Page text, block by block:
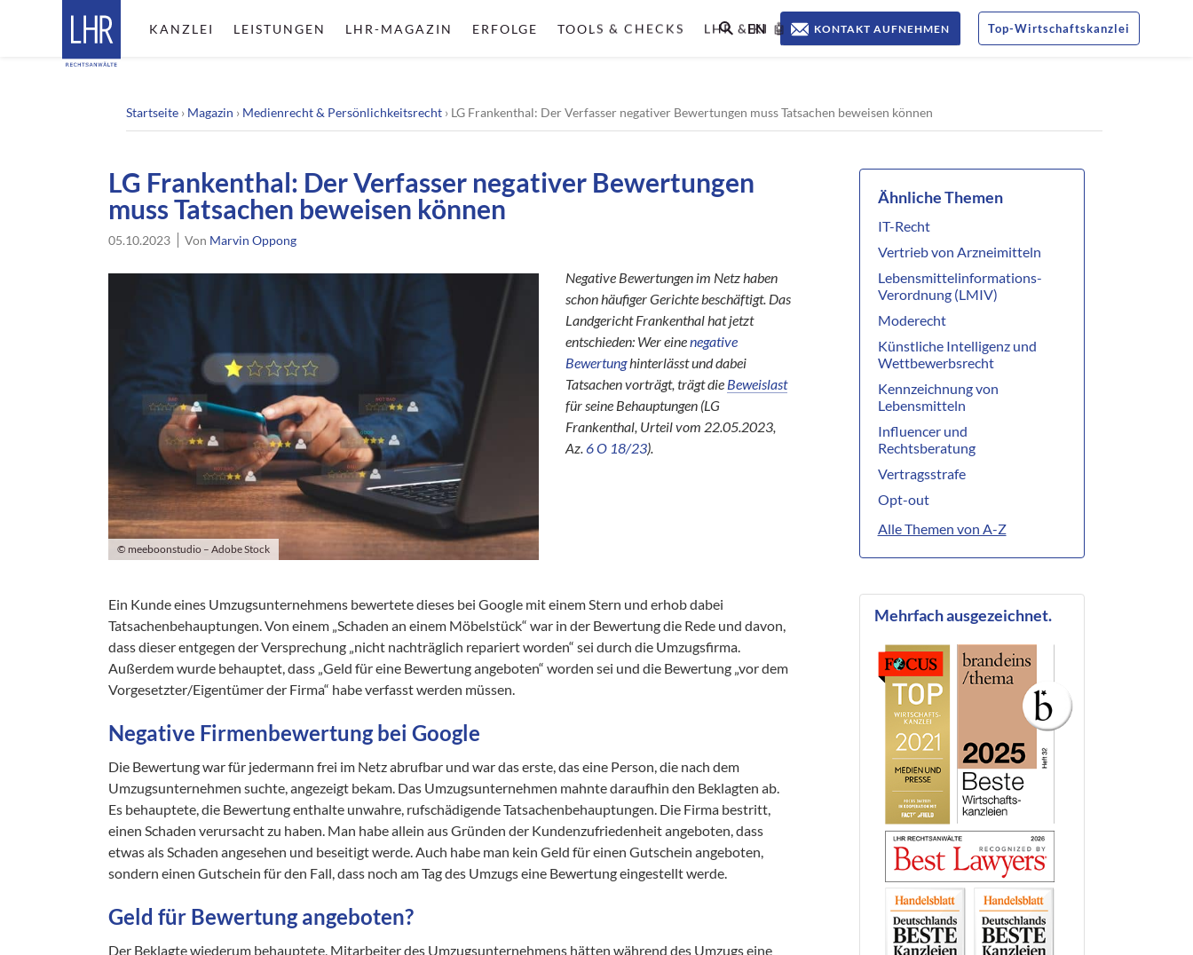
Top-Wirtschaftskanzlei
KONTAKT AUFNEHMEN
KANZLEI LEISTUNGEN LHR-MAGAZIN ERFOLGE TOOLS & CHECKS LHR & KI 🤖
EN
Startseite › Magazin › Medienrecht & Persönlichkeitsrecht › LG Frankenthal: Der Verfasser negativer Bewertungen muss Tatsachen beweisen können
LG Frankenthal: Der Verfasser negativer Bewertungen
muss Tatsachen beweisen können
05.10.2023 Von Marvin Oppong
© meeboonstudio – Adobe Stock
Negative Bewertungen im Netz haben
schon häufiger Gerichte beschäftigt. Das
Landgericht Frankenthal hat jetzt
entschieden: Wer einenegative
Bewertunghinterlässt und dabei
Tatsachen vorträgt, trägt die Beweislast
für seine Behauptungen (LG
Frankenthal, Urteil vom 22.05.2023,
Az.6 O 18/23).
Ein Kunde eines Umzugsunternehmens bewertete dieses bei Google mit einem Stern und erhob dabei
Tatsachenbehauptungen. Von einem „Schaden an einem Möbelstück“ war in der Bewertung die Rede und davon,
dass dieser entgegen der Versprechung „nicht nachträglich repariert worden“ sei durch die Umzugsfirma.
Außerdem wurde behauptet, dass „Geld für eine Bewertung angeboten“ worden sei und die Bewertung „vor dem
Vorgesetzter/Eigentümer der Firma“ habe verfasst werden müssen.
Negative Firmenbewertung bei Google
Die Bewertung war für jedermann frei im Netz abrufbar und war das erste, das eine Person, die nach dem
Umzugsunternehmen suchte, angezeigt bekam. Das Umzugsunternehmen mahnte daraufhin den Beklagten ab.
Es behauptete, die Bewertung enthalte unwahre, rufschädigende Tatsachenbehauptungen. Die Firma bestritt,
einen Schaden verursacht zu haben. Man habe allein aus Gründen der Kundenzufriedenheit angeboten, dass
etwas als Schaden angesehen und beseitigt werde. Auch habe man kein Geld für einen Gutschein angeboten,
sondern einen Gutschein für den Fall, dass noch am Tag des Umzugs eine Bewertung eingestellt werde.
Geld für Bewertung angeboten?
Der Beklagte wiederum behauptete, Mitarbeiter des Umzugsunternehmens hätten während des Umzugs eine
Ähnliche Themen
IT-Recht
Vertrieb von Arzneimitteln
Lebensmittelinformations-
Verordnung (LMIV)
Moderecht
Künstliche Intelligenz und
Wettbewerbsrecht
Kennzeichnung von
Lebensmitteln
Influencer und
Rechtsberatung
Vertragsstrafe
Opt-out
Alle Themen von A-Z
Mehrfach ausgezeichnet.